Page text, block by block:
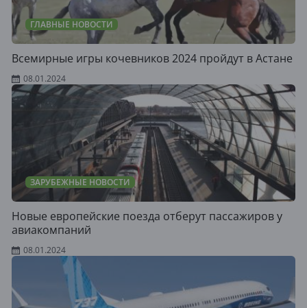
ГЛАВНЫЕ НОВОСТИ
Всемирные игры кочевников 2024 пройдут в Астане
08.01.2024
ЗАРУБЕЖНЫЕ НОВОСТИ
Новые европейские поезда отберут пассажиров у
авиакомпаний
08.01.2024